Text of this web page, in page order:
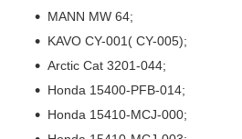
MANN MW 64;
KAVO CY-001( CY-005);
Arctic Cat 3201-044;
Honda 15400-PFB-014;
Honda 15410-MCJ-000;